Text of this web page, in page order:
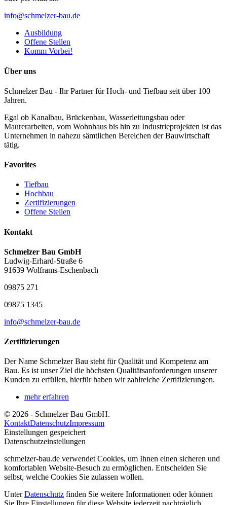
info@schmelzer-bau.de
Ausbildung
Offene Stellen
Komm Vorbei!
Über uns
Schmelzer Bau - Ihr Partner für Hoch- und Tiefbau seit über 100
Jahren.
Egal ob Kanalbau, Brückenbau, Wasserleitungsbau oder
Maurerarbeiten, vom Wohnhaus bis hin zu Industrieprojekten ist das
Unternehmen in nahezu sämtlichen Bereichen der Bauwirtschaft
tätig.
Favorites
Tiefbau
Hochbau
Zertifizierungen
Offene Stellen
Kontakt
Schmelzer Bau GmbH
Ludwig-Erhard-Straße 6
91639 Wolframs-Eschenbach
09875 271
09875 1345
info@schmelzer-bau.de
Zertifizierungen
Der Name Schmelzer Bau steht für Qualität und Kompetenz am
Bau. Es ist unser Ziel die höchsten Qualitätsanforderungen unserer
Kunden zu erfüllen, hierfür haben wir zahlreiche Zertifizierungen.
mehr erfahren
© 2026 - Schmelzer Bau GmbH.
KontaktDatenschutzImpressum
Einstellungen gespeichert
Datenschutzeinstellungen
schmelzer-bau.de verwendet Cookies, um Ihnen einen sicheren und
komfortablen Website-Besuch zu ermöglichen. Entscheiden Sie
selbst, welche Cookies Sie zulassen wollen.
UnterDatenschutz finden Sie weitere Informationen oder können